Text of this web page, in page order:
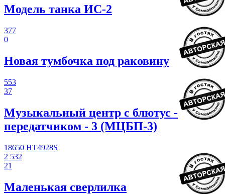
Модель танка ИС-2
377
0
Новая тумбочка под раковину
553
37
Музыкальный центр с блютус -
передатчиком - 3 (МЦБП-3)
18650 HT4928S
2 532
21
Маленькая сверлилка